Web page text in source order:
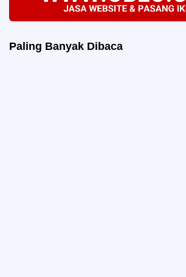
Paling Banyak Dibaca